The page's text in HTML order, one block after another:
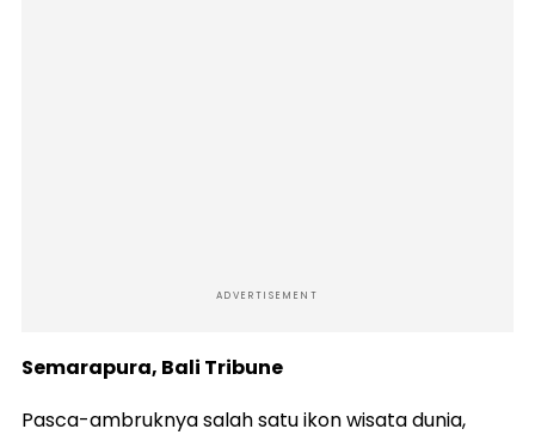
ADVERTISEMENT
Semarapura, Bali Tribune
Pasca-ambruknya salah satu ikon wisata dunia,